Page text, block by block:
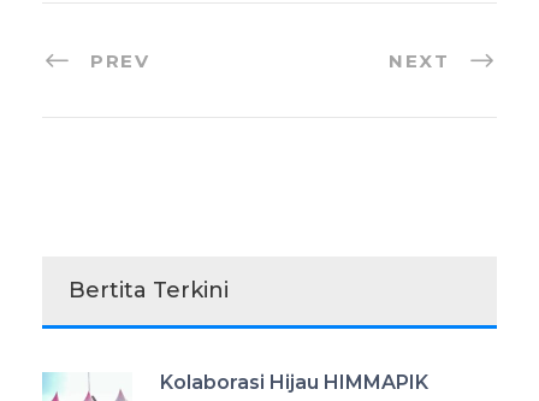
PREV NEXT
Bertita Terkini
Kolaborasi Hijau HIMMAPIK